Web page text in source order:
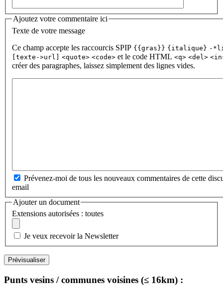
Ajoutez votre commentaire ici
Texte de votre message
Ce champ accepte les raccourcis SPIP {{gras}} {italique} -
[texte->url] <quote> <code> et le code HTML <q> <del>
créer des paragraphes, laissez simplement des lignes vides.
Prévenez-moi de tous les nouveaux commentaires de cette
email
Ajouter un document
Extensions autorisées : toutes
Je veux recevoir la Newsletter
Punts vesins / communes voisines (≤ 16km) :